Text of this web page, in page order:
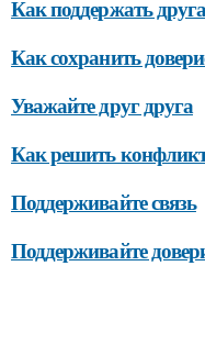
Как поддержать
Как сохранить
Уважайте друг друга
Как решить
Поддерживайте связь
Поддерживайте